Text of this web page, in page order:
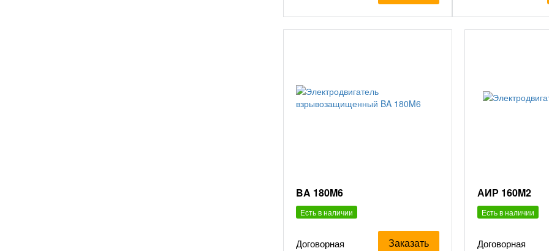
BA 180M6
Есть в наличии
Договорная Заказать
АИР 160M2
Есть в наличии
Договорная